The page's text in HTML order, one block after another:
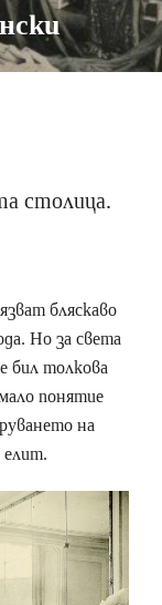
столица.
бляскаво
Но за света
бил толкова
понятие
на
елит.